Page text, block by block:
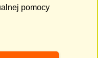
pomocy